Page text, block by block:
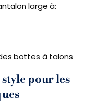
large à:
bottes à talons
pour les